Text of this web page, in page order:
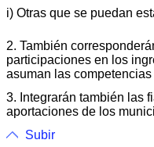
i) Otras que se puedan
2. También
participaciones en los
asuman las
3. Integrarán también las
aportaciones de los
Subir